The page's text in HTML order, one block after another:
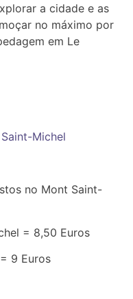
a cidade e as
no máximo por
em Le
Michel
no Mont Saint-
= 8,50 Euros
9 Euros